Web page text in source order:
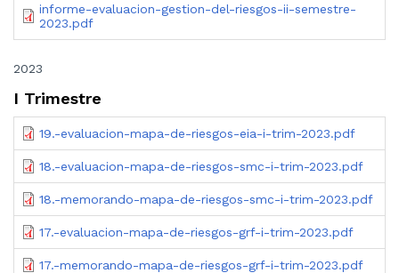
informe-evaluacion-gestion-del-riesgos-ii-semestre-
2023.pdf
2023
I Trimestre
19.-evaluacion-mapa-de-riesgos-eia-i-trim-2023.pdf
18.-evaluacion-mapa-de-riesgos-smc-i-trim-2023.pdf
18.-memorando-mapa-de-riesgos-smc-i-trim-2023.pdf
17.-evaluacion-mapa-de-riesgos-grf-i-trim-2023.pdf
17.-memorando-mapa-de-riesgos-grf-i-trim-2023.pdf